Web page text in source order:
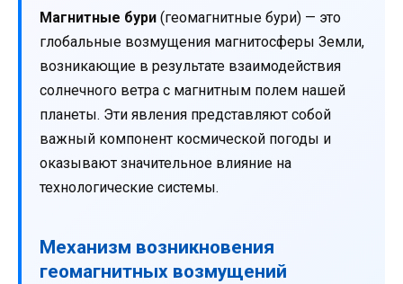
Магнитные бури (геомагнитные бури) — это
глобальные возмущения магнитосферы Земли,
возникающие в результате взаимодействия
солнечного ветра с магнитным полем нашей
планеты. Эти явления представляют собой
важный компонент космической погоды и
оказывают значительное влияние на
технологические системы.
Механизм возникновения
геомагнитных возмущений